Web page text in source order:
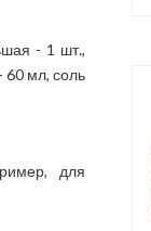
- 1 шт.,
60 мл, соль
для